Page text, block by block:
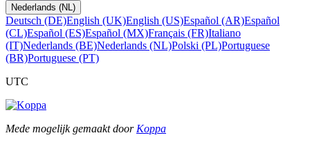
Nederlands (NL)
Deutsch (DE)English (UK)English (US)Español (AR)Español
(CL)Español (ES)Español (MX)Français (FR)Italiano
(IT)Nederlands (BE)Nederlands (NL)Polski (PL)Portuguese
(BR)Portuguese (PT)
UTC
Mede mogelijk gemaakt door Koppa